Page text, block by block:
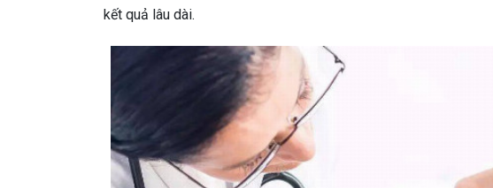
kết quả lâu dài.